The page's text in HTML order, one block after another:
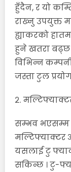
हुँदैन, र यो
राख्नु उपयुक्त
ह्याकरको
हुने खतरा बढ्छ
विभिन्न
जस्ता टुल
२.
सम्भव भएसम्म
मल्टिफ्याक्टर
यसलाई टु
सकिन्छ । टु-